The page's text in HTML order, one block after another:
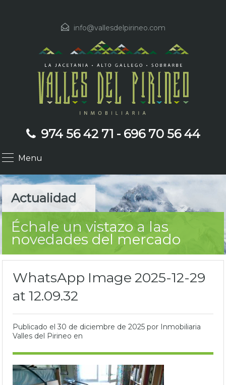
info@vallesdelpirineo.com
Menu
974 56 42 71 - 696 70 56 44
Actualidad
Échale un vistazo a las
novedades del mercado
WhatsApp Image 2025-12-29
at 12.09.32
Publicado el 30 de diciembre de 2025 por Inmobiliaria
Valles del Pirineo en